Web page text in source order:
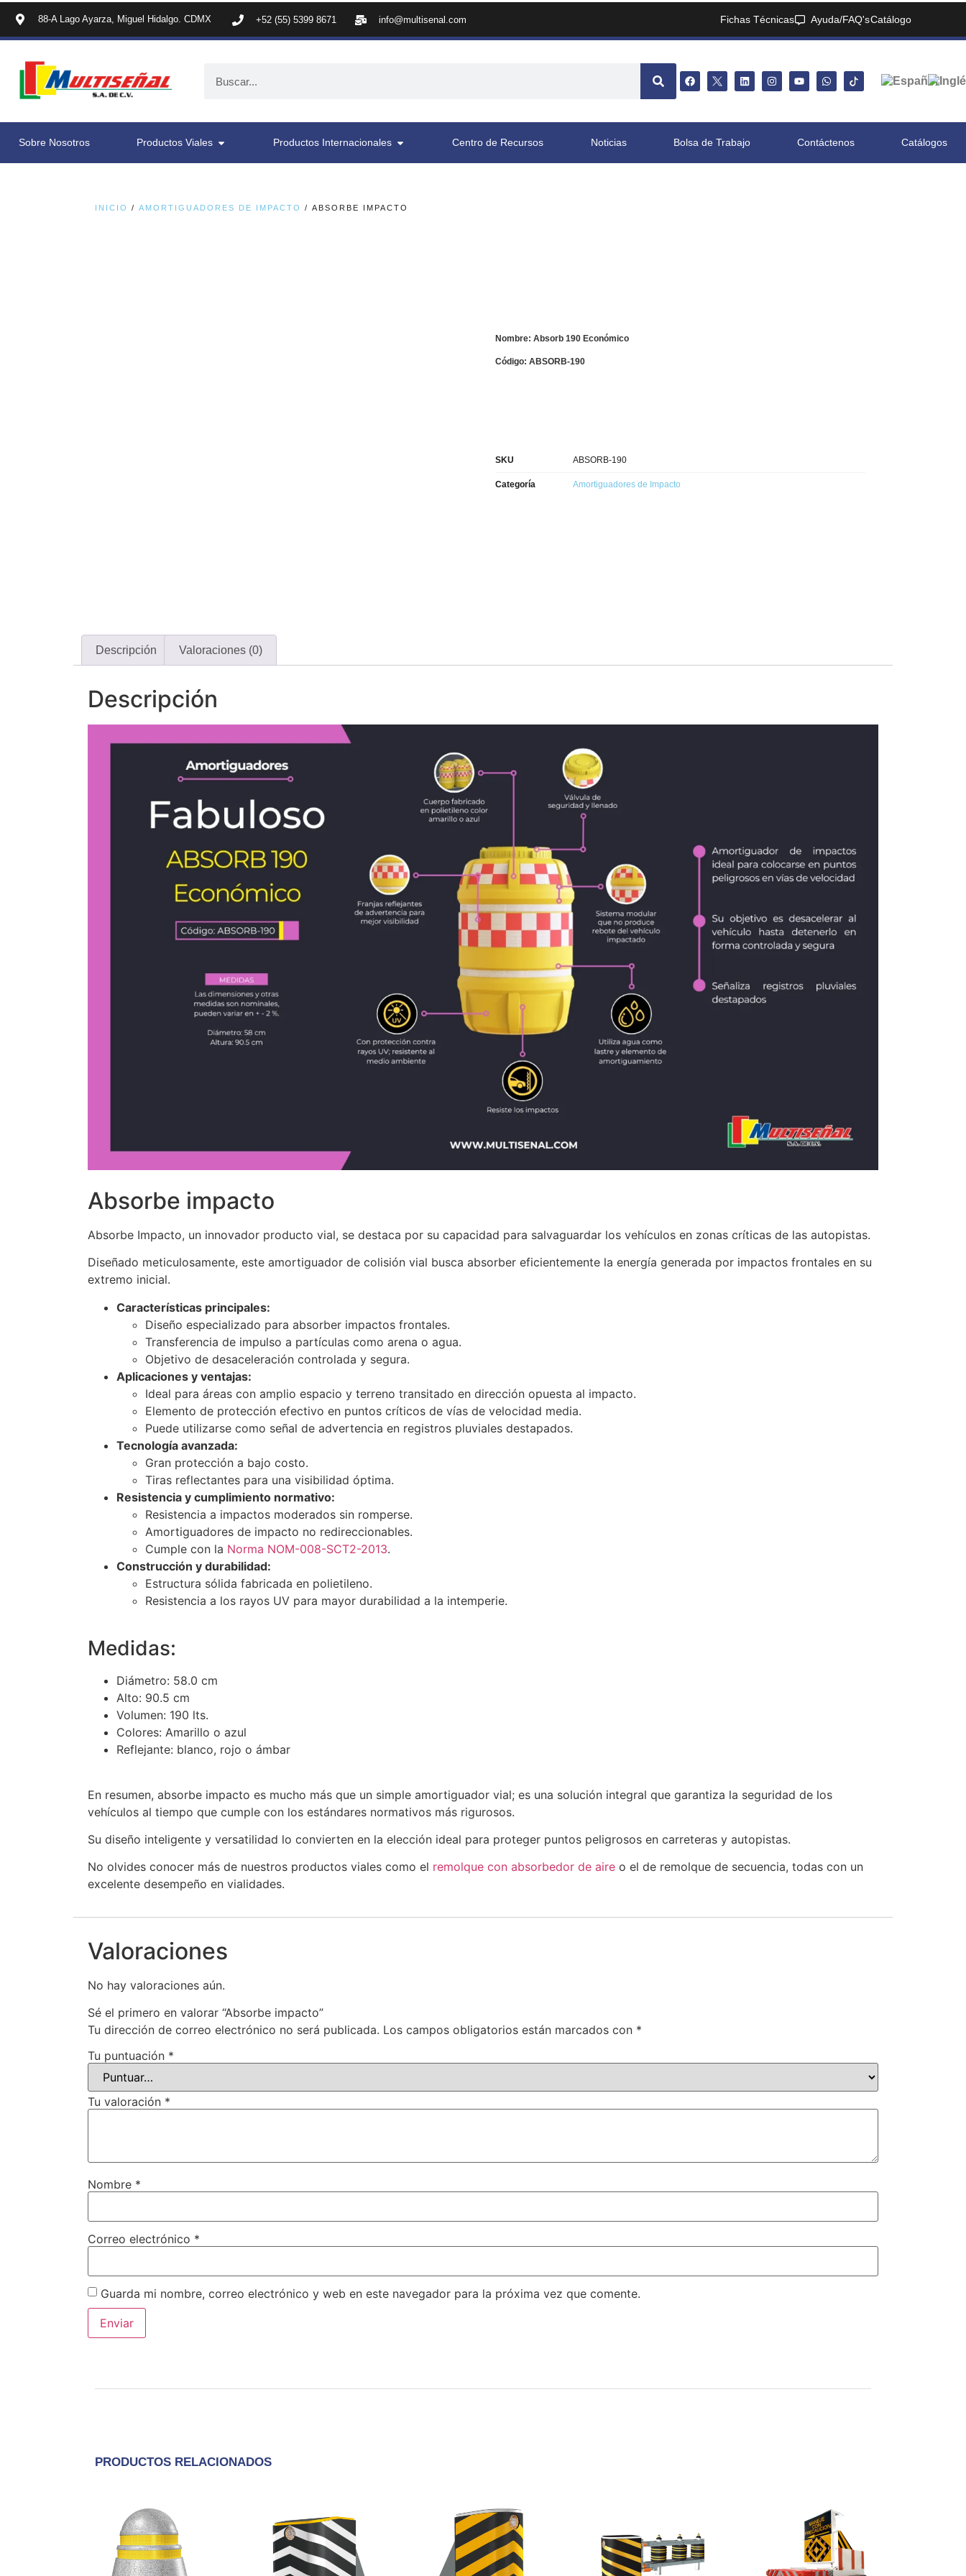
88-A Lago Ayarza, Miguel Hidalgo. CDMX +52 (55) 5399 8671 info@multisenal.com Fichas Técnicas Ayuda/FAQ'sCatálogo
Sobre Nosotros Productos Viales Productos Internacionales Centro de Recursos Noticias Bolsa de Trabajo Contáctenos Catálogos
INICIO / AMORTIGUADORES DE IMPACTO / ABSORBE IMPACTO
Nombre: Absorb 190 Económico
Código: ABSORB-190
SKU ABSORB-190
Categoría Amortiguadores de Impacto
Descripción Valoraciones (0)
Descripción
Absorbe impacto
Absorbe Impacto, un innovador producto vial, se destaca por su capacidad para salvaguardar los vehículos en zonas críticas de las autopistas.
Diseñado meticulosamente, este amortiguador de colisión vial busca absorber eficientemente la energía generada por impactos frontales en su
extremo inicial.
Características principales:
Diseño especializado para absorber impactos frontales.
Transferencia de impulso a partículas como arena o agua.
Objetivo de desaceleración controlada y segura.
Aplicaciones y ventajas:
Ideal para áreas con amplio espacio y terreno transitado en dirección opuesta al impacto.
Elemento de protección efectivo en puntos críticos de vías de velocidad media.
Puede utilizarse como señal de advertencia en registros pluviales destapados.
Tecnología avanzada:
Gran protección a bajo costo.
Tiras reflectantes para una visibilidad óptima.
Resistencia y cumplimiento normativo:
Resistencia a impactos moderados sin romperse.
Amortiguadores de impacto no redireccionables.
Cumple con la Norma NOM-008-SCT2-2013.
Construcción y durabilidad:
Estructura sólida fabricada en polietileno.
Resistencia a los rayos UV para mayor durabilidad a la intemperie.
Medidas:
Diámetro: 58.0 cm
Alto: 90.5 cm
Volumen: 190 lts.
Colores: Amarillo o azul
Reflejante: blanco, rojo o ámbar
En resumen, absorbe impacto es mucho más que un simple amortiguador vial; es una solución integral que garantiza la seguridad de los
vehículos al tiempo que cumple con los estándares normativos más rigurosos.
Su diseño inteligente y versatilidad lo convierten en la elección ideal para proteger puntos peligrosos en carreteras y autopistas.
No olvides conocer más de nuestros productos viales como el remolque con absorbedor de aire o el de remolque de secuencia, todas con un
excelente desempeño en vialidades.
Valoraciones
No hay valoraciones aún.
Sé el primero en valorar “Absorbe impacto”
Tu dirección de correo electrónico no será publicada. Los campos obligatorios están marcados con *
Tu puntuación *
Tu valoración *
Nombre *
Correo electrónico *
Guarda mi nombre, correo electrónico y web en este navegador para la próxima vez que comente.
PRODUCTOS RELACIONADOS